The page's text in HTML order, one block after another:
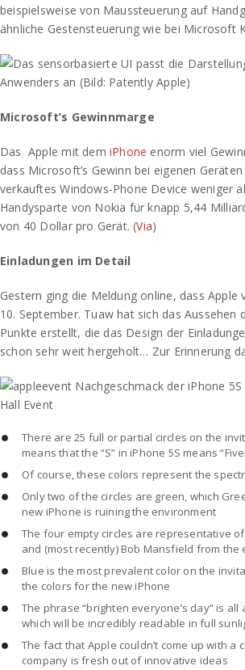
beispielsweise von Maussteuerung auf
ähnliche Gestensteuerung wie bei Microsoft
Microsoft’s Gewinnmarge
Das Apple mit dem iPhone enorm viel
dass Microsoft’s Gewinn bei eigenen
verkauftes Windows-Phone Device weniger
Handysparte von Nokia für knapp 5,44
von 40 Dollar pro Gerät. (Via)
Einladungen im Detail
Gestern ging die Meldung online, dass
10. September. Tuaw hat sich das Aussehen
Punkte erstellt, die das Design der
schon sehr weit hergeholt… Zur Erinnerung
There are 25 full or partial circles on the
means that the “S” in iPhone 5S means
Of course, these colors represent the
Only two of the circles are green, which
new iPhone is ruining the environment
The four empty circles are representative
and (most recently) Bob Mansfield from
Blue is the most prevalent color on the
the colors for the new iPhone
The phrase “brighten everyone’s day” is
which will be incredibly readable in full
The fact that Apple couldn’t come up with
company is fresh out of innovative ideas